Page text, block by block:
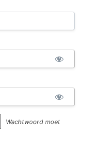
Wachtwoord moet